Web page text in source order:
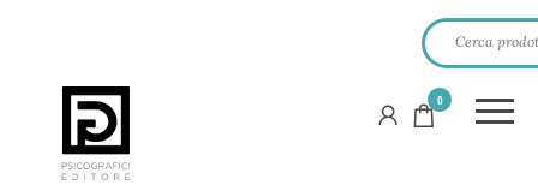
PSICOGRAFICI
EDITORE
0